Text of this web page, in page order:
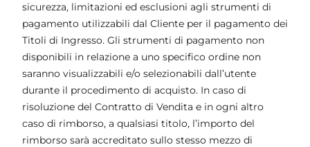
sicurezza, limitazioni ed esclusioni agli strumenti di
pagamento utilizzabili dal Cliente per il pagamento dei
Titoli di Ingresso. Gli strumenti di pagamento non
disponibili in relazione a uno specifico ordine non
saranno visualizzabili e/o selezionabili dall’utente
durante il procedimento di acquisto. In caso di
risoluzione del Contratto di Vendita e in ogni altro
caso di rimborso, a qualsiasi titolo, l’importo del
rimborso sarà accreditato sullo stesso mezzo di